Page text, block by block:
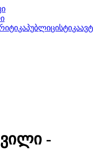
პუბლიცისტიკა
-